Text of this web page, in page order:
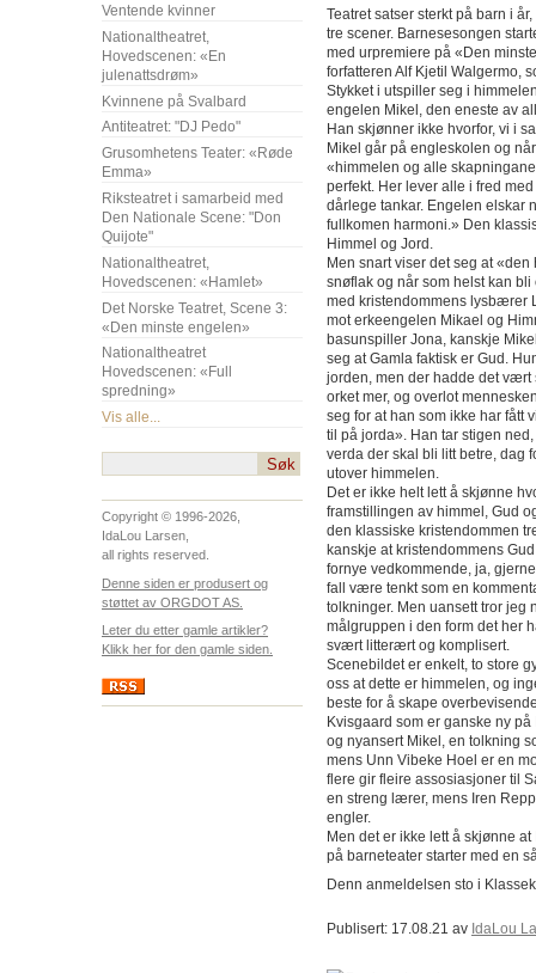
Ventende kvinner
Nationaltheatret,
Hovedscenen: «En
julenattsdrøm»
Kvinnene på Svalbard
Antiteatret: "DJ Pedo"
Grusomhetens Teater: «Røde
Emma»
Riksteatret i samarbeid med
Den Nationale Scene: "Don
Quijote"
Nationaltheatret,
Hovedscenen: «Hamlet»
Det Norske Teatret, Scene 3:
«Den minste engelen»
Nationaltheatret
Hovedscenen: «Full
spredning»
Vis alle...
Copyright © 1996-2026,
IdaLou Larsen,
all rights reserved.
Denne siden er produsert og
støttet av ORGDOT AS.
Leter du etter gamle artikler?
Klikk her for den gamle siden.
Teatret satser sterkt på barn i
tre scener. Barnesesongen
med urpremiere på «Den
forfatteren Alf Kjetil Walgermo,
Stykket i utspiller seg i
engelen Mikel, den eneste av
Han skjønner ikke hvorfor, vi i
Mikel går på engleskolen og
«himmelen og alle
perfekt. Her lever alle i fred
dårlege tankar. Engelen elskar
fullkomen harmoni.» Den
Himmel og Jord.
Men snart viser det seg at
snøflak og når som helst kan
med kristendommens lysbærer
mot erkeengelen Mikael og
basunspiller Jona, kanskje
seg at Gamla faktisk er Gud.
jorden, men der hadde det vært
orket mer, og overlot
seg for at han som ikke har fått
til på jorda». Han tar stigen
verda der skal bli litt betre, dag
utover himmelen.
Det er ikke helt lett å skjønne
framstillingen av himmel, Gud
den klassiske kristendommen
kanskje at kristendommens
fornye vedkommende, ja,
fall være tenkt som en
tolkninger. Men uansett tror jeg
målgruppen i den form det her
svært litterært og komplisert.
Scenebildet er enkelt, to store
oss at dette er himmelen, og
beste for å skape
Kvisgaard som er ganske ny
og nyansert Mikel, en tolkning
mens Unn Vibeke Hoel er en
flere gir fleire assosiasjoner til
en streng lærer, mens Iren
engler.
Men det er ikke lett å skjønne
på barneteater starter med en
Denn anmeldelsen sto i
Publisert: 17.08.21 av IdaLou